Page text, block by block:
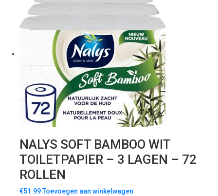
NALYS SOFT BAMBOO WIT
TOILETPAPIER – 3 LAGEN – 72
ROLLEN
€51.99Toevoegen aan winkelwagen